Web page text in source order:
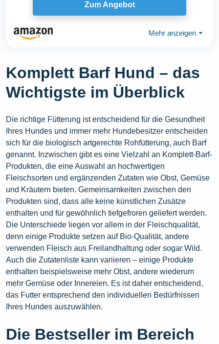
Zum Angebot
Mehr anzeigen ⏷
Komplett Barf Hund – das
Wichtigste im Überblick
Die richtige Fütterung ist entscheidend für die Gesundheit
Ihres Hundes und immer mehr Hundebesitzer entscheiden
sich für die biologisch artgerechte Rohfütterung, auch Barf
genannt. Inzwischen gibt es eine Vielzahl an Komplett-Barf-
Produkten, die eine Auswahl an hochwertigen
Fleischsorten und ergänzenden Zutaten wie Obst, Gemüse
und Kräutern bieten. Gemeinsamkeiten zwischen den
Produkten sind, dass alle keine künstlichen Zusätze
enthalten und für gewöhnlich tiefgefroren geliefert werden.
Die Unterschiede liegen vor allem in der Fleischqualität,
denn einige Produkte setzen auf Bio-Qualität, andere
verwenden Fleisch aus Freilandhaltung oder sogar Wild.
Auch die Zutatenliste kann variieren – einige Produkte
enthalten beispielsweise mehr Obst, andere wiederum
mehr Gemüse oder Innereien. Es ist daher entscheidend,
das Futter entsprechend den individuellen Bedürfnissen
Ihres Hundes auszuwählen.
Die Bestseller im Bereich